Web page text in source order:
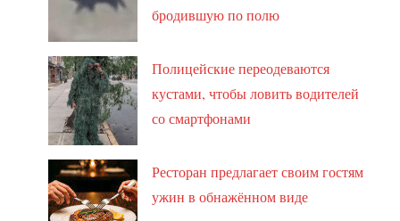
бродившую по полю
Полицейские переодеваются
кустами, чтобы ловить водителей
со смартфонами
Ресторан предлагает своим гостям
ужин в обнажённом виде